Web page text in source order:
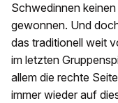
Schwedinnen
gewonnen. Und
das traditionell weit
im letzten
allem die rechte
immer wieder auf